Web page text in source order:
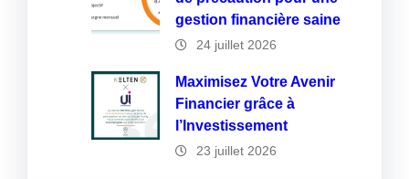
gestion financière saine
24 juillet 2026
Maximisez Votre Avenir
Financier grâce à
l’Investissement
23 juillet 2026